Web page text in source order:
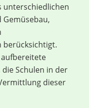
unterschiedlichen
berücksichtigt.
Schulen in der
dieser